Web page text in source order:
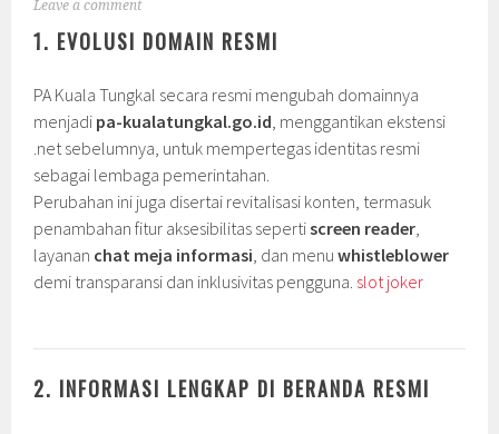
Leave a comment
1. EVOLUSI DOMAIN RESMI
PA Kuala Tungkal secara resmi mengubah domainnya
menjadi pa-kualatungkal.go.id, menggantikan ekstensi
.net sebelumnya, untuk mempertegas identitas resmi
sebagai lembaga pemerintahan.
Perubahan ini juga disertai revitalisasi konten, termasuk
penambahan fitur aksesibilitas sepertiscreen reader,
layanan chat meja informasi, dan menuwhistleblower
demi transparansi dan inklusivitas pengguna. slot joker
2. INFORMASI LENGKAP DI BERANDA RESMI